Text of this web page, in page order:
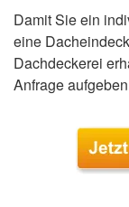
Damit Sie ein
eine
Dachdeckerei
Anfrage